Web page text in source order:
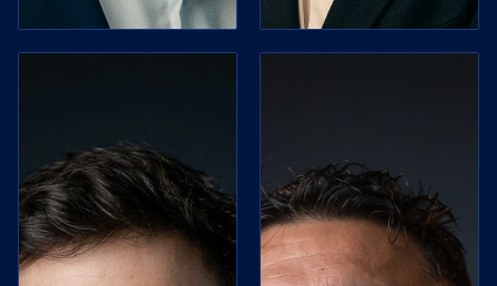
ADVISOR
Asesor Patrimonial
· Wealth Advisor
Asesoramiento
patrimonial
para familias y